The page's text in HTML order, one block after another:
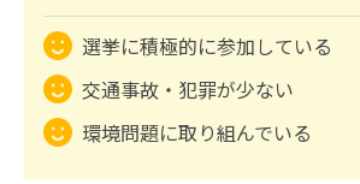
選挙に積極的に参加している
交通事故・犯罪が少ない
環境問題に取り組んでいる